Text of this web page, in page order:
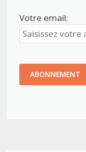
Votre email: